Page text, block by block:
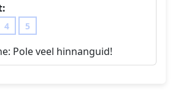
4 5
Pole veel hinnanguid!